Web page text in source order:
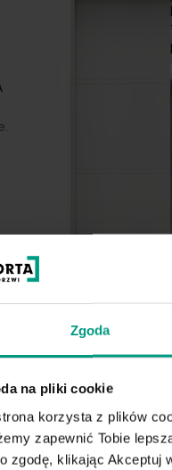
Zgoda
na pliki cookie
korzysta z plików
zapewnić Tobie
zgodę, klikając Akceptuj